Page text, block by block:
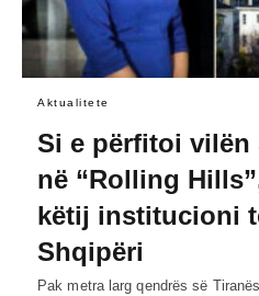
Aktualitete
Si e përfitoi vilën
në “Rolling
këtij institucioni
Shqipëri
Pak metra larg qendrës së